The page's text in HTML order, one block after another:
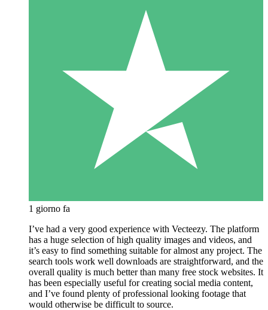
1 giorno fa
I’ve had a very good experience with Vecteezy. The platform
has a huge selection of high quality images and videos, and
it’s easy to find something suitable for almost any project. The
search tools work well downloads are straightforward, and the
overall quality is much better than many free stock websites. It
has been especially useful for creating social media content,
and I’ve found plenty of professional looking footage that
would otherwise be difficult to source.